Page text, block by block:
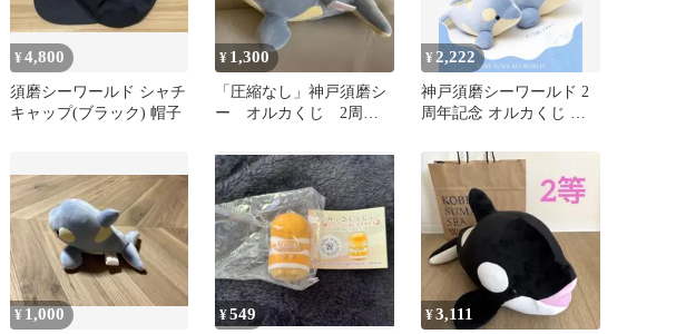
¥4,800
須磨シーワールド シャチ
キャップ(ブラック) 帽子
¥ 1,300
「圧縮なし」神戸須磨シ
ー オルカくじ 2周年
4等
¥ 2,222
神戸須磨シーワールド 2
周年記念 オルカくじ ぬ
¥ 1,000 ¥549 ¥3,111